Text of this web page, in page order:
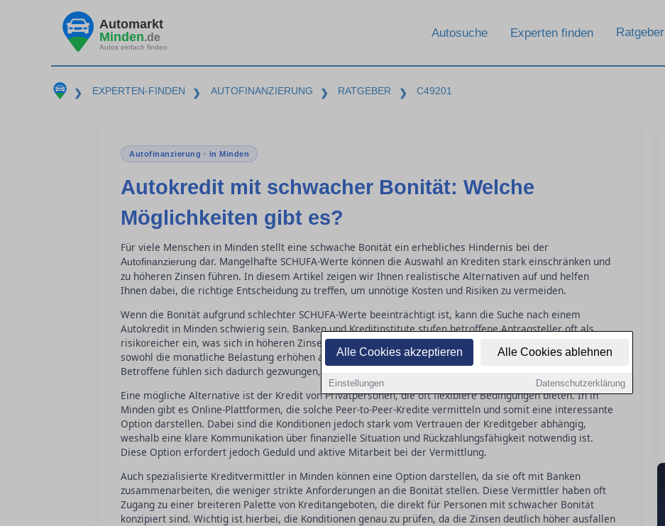
Alle Cookies akzeptieren Alle Cookies ablehnen
Einstellungen Datenschutzerklärung
Automarkt
Minden.de
Autos einfach finden
Autosuche Experten finden Ratgeber
❯ EXPERTEN-FINDEN ❯ AUTOFINANZIERUNG ❯ RATGEBER ❯ C49201
Autofinanzierung · in Minden
Autokredit mit schwacher Bonität: Welche
Möglichkeiten gibt es?
Für viele Menschen in Minden stellt eine schwache Bonität ein erhebliches Hindernis bei der
Autofinanzierung dar. Mangelhafte SCHUFA-Werte können die Auswahl an Krediten stark einschränken und
zu höheren Zinsen führen. In diesem Artikel zeigen wir Ihnen realistische Alternativen auf und helfen
Ihnen dabei, die richtige Entscheidung zu treffen, um unnötige Kosten und Risiken zu vermeiden.
Wenn die Bonität aufgrund schlechter SCHUFA-Werte beeinträchtigt ist, kann die Suche nach einem
Autokredit in Minden schwierig sein. Banken und Kreditinstitute stufen betroffene Antragsteller oft als
risikoreicher ein, was sich in höheren Zinsen und strikteren Kreditbedingungen niederschlägt. Dies kann
sowohl die monatliche Belastung erhöhen als auch die Gesamtkosten des Kredits erheblich steigern. Viele
Betroffene fühlen sich dadurch gezwungen, auf andere Finanzierungsmöglichkeiten auszuweichen.
Eine mögliche Alternative ist der Kredit von Privatpersonen, die oft flexiblere Bedingungen bieten. In in
Minden gibt es Online-Plattformen, die solche Peer-to-Peer-Kredite vermitteln und somit eine interessante
Option darstellen. Dabei sind die Konditionen jedoch stark vom Vertrauen der Kreditgeber abhängig,
weshalb eine klare Kommunikation über finanzielle Situation und Rückzahlungsfähigkeit notwendig ist.
Diese Option erfordert jedoch Geduld und aktive Mitarbeit bei der Vermittlung.
Auch spezialisierte Kreditvermittler in Minden können eine Option darstellen, da sie oft mit Banken
zusammenarbeiten, die weniger strikte Anforderungen an die Bonität stellen. Diese Vermittler haben oft
Zugang zu einer breiteren Palette von Kreditangeboten, die direkt für Personen mit schwacher Bonität
konzipiert sind. Wichtig ist hierbei, die Konditionen genau zu prüfen, da die Zinsen deutlich höher ausfallen